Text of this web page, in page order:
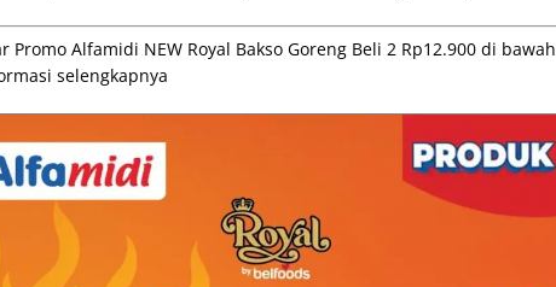
Promo Alfamidi NEW Royal Bakso Goreng Beli 2 Rp12.900 di
selengkapnya